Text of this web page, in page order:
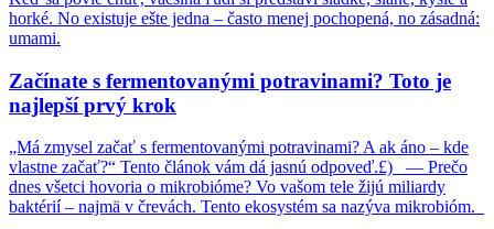
horké. No existuje ešte jedna – často menej pochopená, no zásadná:
umami.
Začínate s fermentovanými potravinami? Toto je
najlepší prvý krok
„Má zmysel začať s fermentovanými potravinami? A ak áno – kde
vlastne začať?“ Tento článok vám dá jasnú odpoveď.£) — Prečo
dnes všetci hovoria o mikrobióme? Vo vašom tele žijú miliardy
baktérií – najmä v črevách. Tento ekosystém sa nazýva mikrobióm.